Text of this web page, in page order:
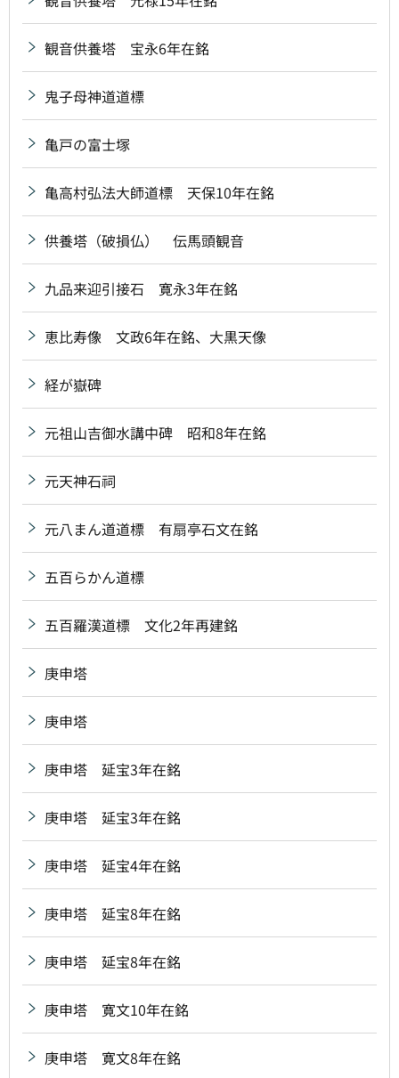
観音供養塔 宝永6年在銘
鬼子母神道道標
亀戸の富士塚
亀高村弘法大師道標 天保10年在銘
供養塔（破損仏） 伝馬頭観音
九品来迎引接石 寛永3年在銘
恵比寿像 文政6年在銘、大黒天像
経が嶽碑
元祖山吉御水講中碑 昭和8年在銘
元天神石祠
元八まん道道標 有扇亭石文在銘
五百らかん道標
五百羅漢道標 文化2年再建銘
庚申塔
庚申塔
庚申塔 延宝3年在銘
庚申塔 延宝3年在銘
庚申塔 延宝4年在銘
庚申塔 延宝8年在銘
庚申塔 延宝8年在銘
庚申塔 寛文10年在銘
庚申塔 寛文8年在銘